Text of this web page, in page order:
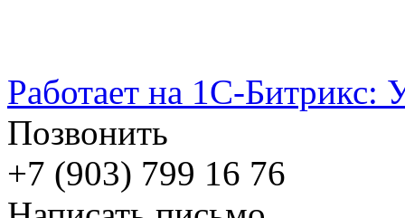
Работает на 1С-Битрикс:
Позвонить
+7 (903) 799 16 76